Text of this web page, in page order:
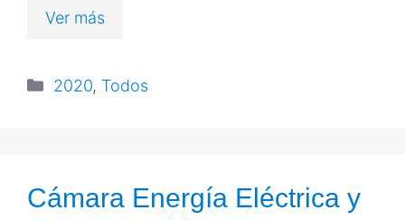
Ver más
2020, Todos
Cámara Energía Eléctrica y